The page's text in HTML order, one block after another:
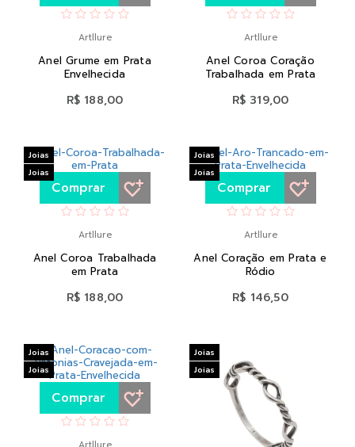
Artllure
Anel Grume em Prata
Envelhecida
R$ 188,00
Artllure
Anel Coroa Coração
Trabalhada em Prata
R$ 319,00
Comprar
Artllure
Anel Coroa Trabalhada
em Prata
R$ 188,00
Joias
Joias
Comprar
Artllure
Anel Coração em Prata e
Ródio
R$ 146,50
Joias
Joias
Comprar
Joias
Joias
Joias
Joias